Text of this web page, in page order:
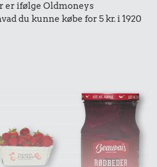
er ifølge Oldmoneys
du kunne købe for 5 kr. i 1920